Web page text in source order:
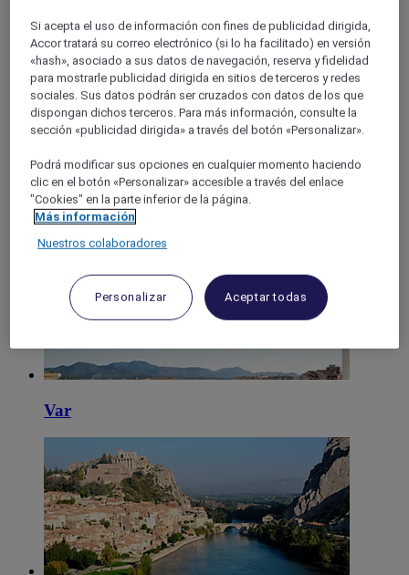
Bouches Du Rhône
Vaucluse
Var
Si acepta el uso de información con fines de publicidad dirigida,
Accor tratará su correo electrónico (si lo ha facilitado) en versión
«hash», asociado a sus datos de navegación, reserva y fidelidad
para mostrarle publicidad dirigida en sitios de terceros y redes
sociales. Sus datos podrán ser cruzados con datos de los que
dispongan dichos terceros. Para más información, consulte la
sección «publicidad dirigida» a través del botón «Personalizar».
Podrá modificar sus opciones en cualquier momento haciendo
clic en el botón «Personalizar» accesible a través del enlace
"Cookies" en la parte inferior de la página.
Más información
Nuestros colaboradores
Personalizar Aceptar todas